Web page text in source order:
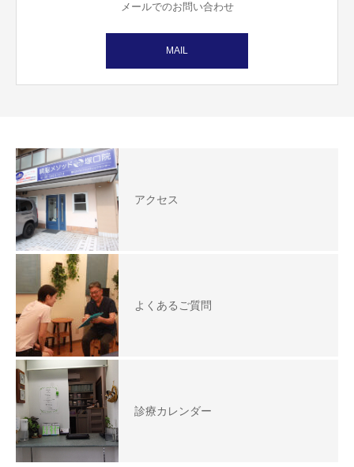
メールでのお問い合わせ
MAIL
アクセス
よくあるご質問
診療カレンダー